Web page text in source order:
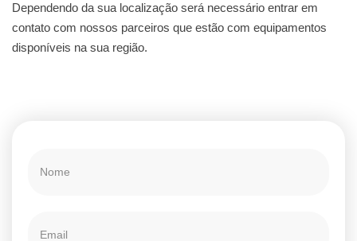
Dependendo da sua localização será necessário entrar em
contato com nossos parceiros que estão com equipamentos
disponíveis na sua região.